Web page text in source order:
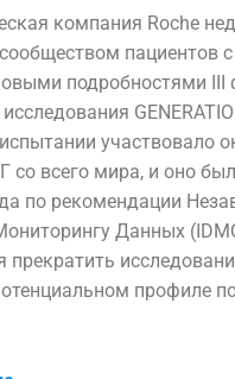
компания Roche
пациентов
подробностями III
участвовало
со всего мира, и оно
по рекомендации
Данных
прекратить
профиле